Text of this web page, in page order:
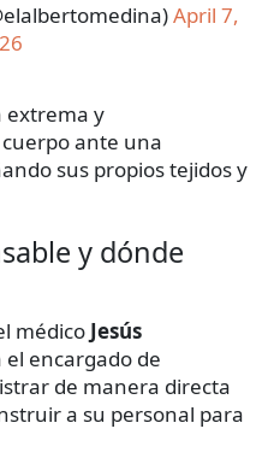
April 7,
extrema y
ante una
sus propios tejidos y
y dónde
médico Jesús
encargado de
de manera directa
a su personal para